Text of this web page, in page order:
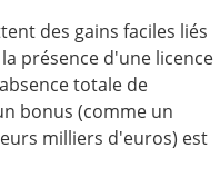
des gains faciles liés
présence d'une licence
totale de
bonus (comme un
milliers d'euros) est